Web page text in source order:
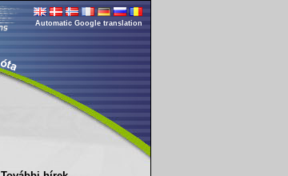
Automatic Google translation